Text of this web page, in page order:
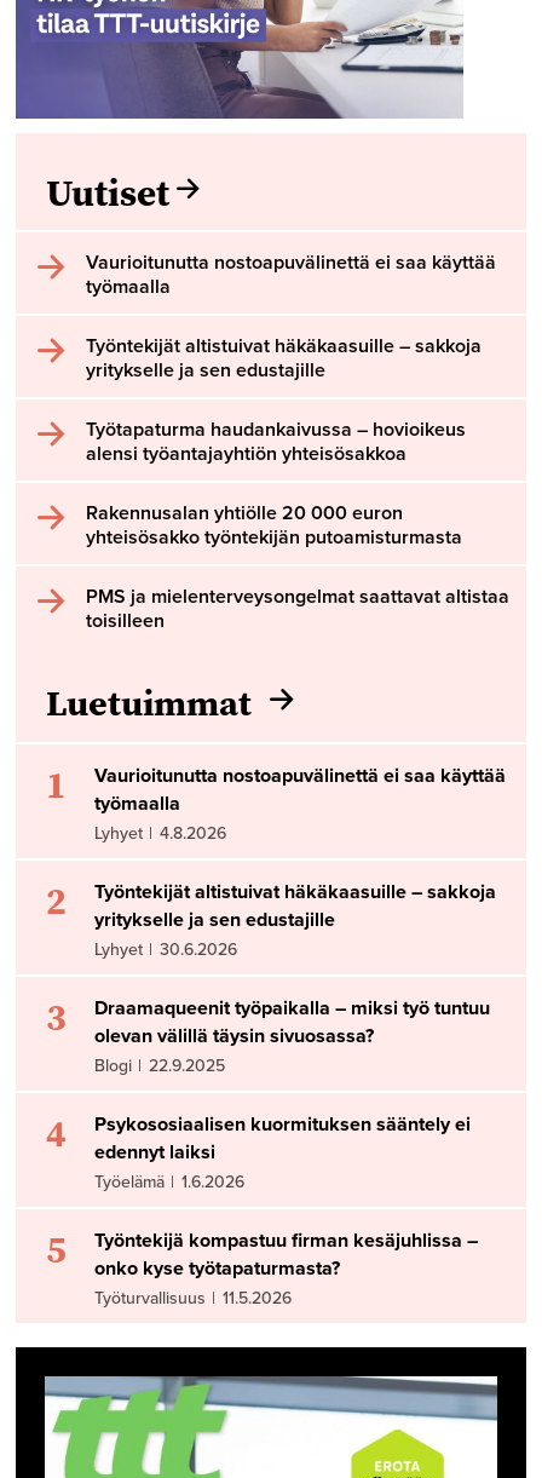
Uutiset
Vaurioitunutta nostoapuvälinettä ei saa käyttää
työmaalla
Työntekijät altistuivat häkäkaasuille – sakkoja
yritykselle ja sen edustajille
Työtapaturma haudankaivussa – hovioikeus
alensi työantajayhtiön yhteisösakkoa
Rakennusalan yhtiölle 20 000 euron
yhteisösakko työntekijän putoamisturmasta
PMS ja mielenterveysongelmat saattavat altistaa
toisilleen
Luetuimmat
1
Vaurioitunutta nostoapuvälinettä ei saa käyttää
työmaalla
Lyhyet | 4.8.2026
2
Työntekijät altistuivat häkäkaasuille – sakkoja
yritykselle ja sen edustajille
Lyhyet | 30.6.2026
3
Draamaqueenit työpaikalla – miksi työ tuntuu
olevan välillä täysin sivuosassa?
Blogi | 22.9.2025
4
Psykososiaalisen kuormituksen sääntely ei
edennyt laiksi
Työelämä | 1.6.2026
5
Työntekijä kompastuu firman kesäjuhlissa –
onko kyse työtapaturmasta?
Työturvallisuus | 11.5.2026